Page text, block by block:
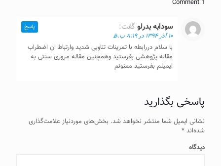
1 Comment
سودابه بدرلوگفت:
۱۰ آذر ۱۳۹۴ در ۸:۱۹ ب.ظ
با سلام دررابطه با تمرینات تناوبی شدید وارتباط ان اضطراب
مقاله پژوهشی بفرستید وهمچنین مقاله مروری سنتی به
ایمیلم بفرستید ممنونم
پاسخ
پاسخی بگذارید
نشانی ایمیل شما منتشر نخواهد شد. بخش‌های موردنیاز علامت‌گذاری
شده‌اند *
دیدگاه